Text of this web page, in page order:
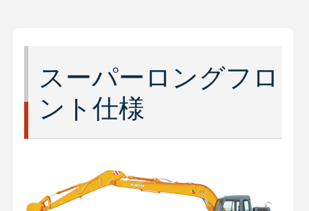
スーパーロングフロ
ント仕様